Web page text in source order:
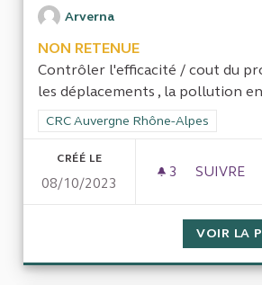
Arverna
NON RETENUE
Contrôler l'efficacité / cout du
les déplacements , la pollution
Filtrer les résultats de la catégorie :
CRC Auvergne Rhône-Alpes
CRÉÉ LE
08/10/2023
3 3 ABONNÉS
SUIVRE
VOIR LA